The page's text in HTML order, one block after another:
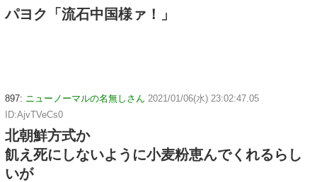
パヨク「流石中国様ァ！」
897: ニューノーマルの名無しさん 2021/01/06(水) 23:02:47.05
ID:AjvTVeCs0
北朝鮮方式か
飢え死にしないように小麦粉恵んでくれるらし
いが